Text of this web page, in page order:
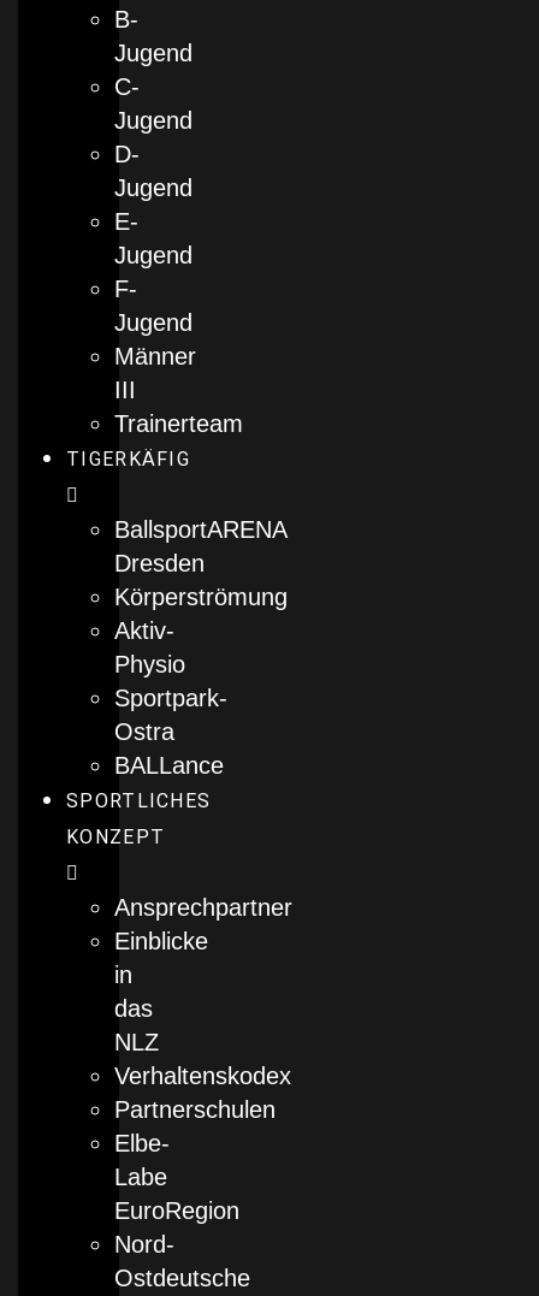
B-
Jugend
C-
Jugend
D-
Jugend
E-
Jugend
F-
Jugend
Männer
III
Trainerteam
TIGERKÄFIG
BallsportARENA
Dresden
Körperströmung
Aktiv-
Physio
Sportpark-
Ostra
BALLance
SPORTLICHES
KONZEPT
Ansprechpartner
Einblicke
in
das
NLZ
Verhaltenskodex
Partnerschulen
Elbe-
Labe
EuroRegion
Nord-
Ostdeutsche